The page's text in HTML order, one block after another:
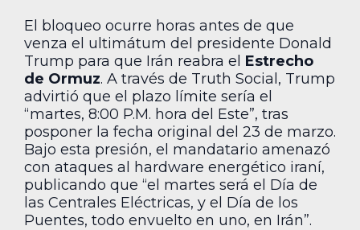
El bloqueo ocurre horas antes de que
venza el ultimátum del presidente Donald
Trump para que Irán reabra el Estrecho
de Ormuz. A través de Truth Social, Trump
advirtió que el plazo límite sería el
“martes, 8:00 P.M. hora del Este”, tras
posponer la fecha original del 23 de marzo.
Bajo esta presión, el mandatario amenazó
con ataques al hardware energético iraní,
publicando que “el martes será el Día de
las Centrales Eléctricas, y el Día de los
Puentes, todo envuelto en uno, en Irán”.